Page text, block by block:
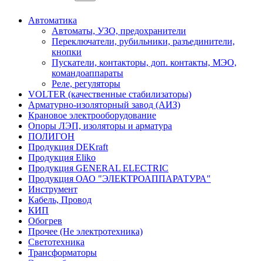
Автоматика
Автоматы, УЗО, предохранители
Переключатели, рубильники, разъединители,
кнопки
Пускатели, контакторы, доп. контакты, МЭО,
командоаппараты
Реле, регуляторы
VOLTER (качественные стабилизаторы)
Арматурно-изоляторный завод (АИЗ)
Крановое электрооборудование
Опоры ЛЭП, изоляторы и арматура
ПОЛИГОН
Продукция DEKraft
Продукция Eliko
Продукция GENERAL ELECTRIC
Продукция ОАО "ЭЛЕКТРОАППАРАТУРА"
Инструмент
Кабель, Провод
КИП
Обогрев
Прочее (Не электротехника)
Светотехника
Трансформаторы